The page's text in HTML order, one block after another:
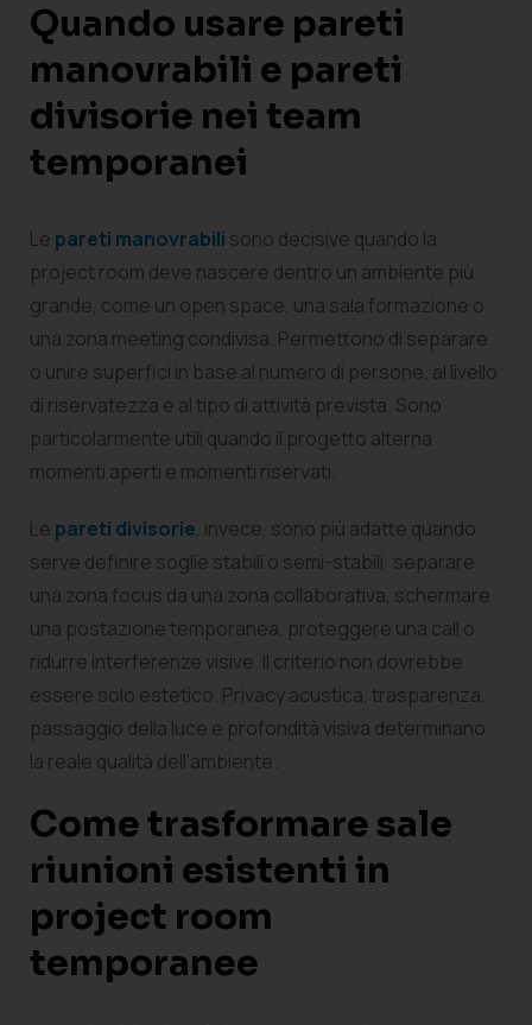
Quando usare pareti
manovrabili e pareti
divisorie nei team
temporanei
Le pareti manovrabili sono decisive quando la
project room deve nascere dentro un ambiente più
grande, come un open space, una sala formazione o
una zona meeting condivisa. Permettono di separare
o unire superfici in base al numero di persone, al livello
di riservatezza e al tipo di attività prevista. Sono
particolarmente utili quando il progetto alterna
momenti aperti e momenti riservati.
Le pareti divisorie, invece, sono più adatte quando
serve definire soglie stabili o semi-stabili: separare
una zona focus da una zona collaborativa, schermare
una postazione temporanea, proteggere una call o
ridurre interferenze visive. Il criterio non dovrebbe
essere solo estetico. Privacy acustica, trasparenza,
passaggio della luce e profondità visiva determinano
la reale qualità dell’ambiente.
Come trasformare sale
riunioni esistenti in
project room
temporanee